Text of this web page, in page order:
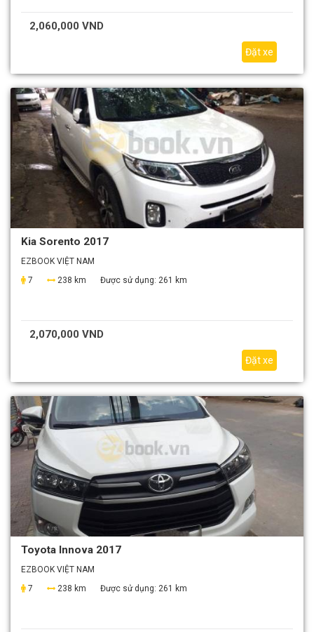
2,060,000 VND
Đặt xe
Kia Sorento 2017
EZBOOK VIỆT NAM
7
238 km Được sử dụng: 261 km
2,070,000 VND
Đặt xe
Toyota Innova 2017
EZBOOK VIỆT NAM
7
238 km Được sử dụng: 261 km